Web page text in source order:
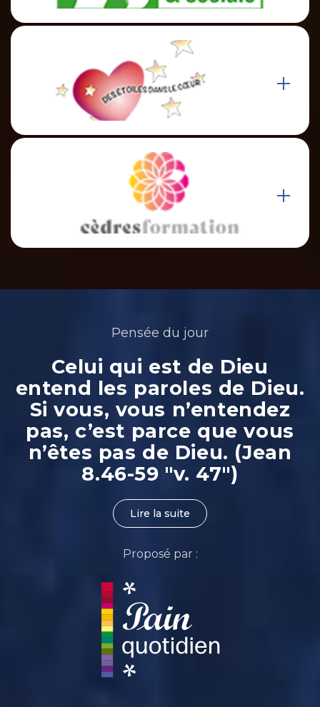
Pensée du jour
Celui qui est de Dieu
entend les paroles de Dieu.
Si vous, vous n’entendez
pas, c’est parce que vous
n’êtes pas de Dieu. (Jean
8.46-59 "v. 47")
Lire la suite
Proposé par :